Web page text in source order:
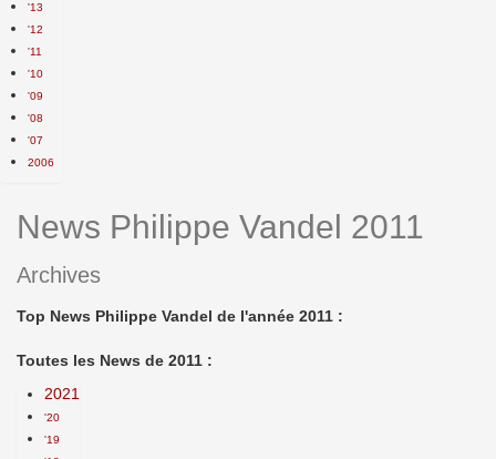
'13
'12
'11
'10
'09
'08
'07
2006
News Philippe Vandel 2011
Archives
Top News Philippe Vandel de l'année 2011 :
Toutes les News de 2011 :
2021
'20
'19